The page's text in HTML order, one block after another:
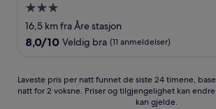
Overnattingssted
med
3.0
16,5 km fra Åre stasjon
8.0
Veldig
bra,
8,0/10 Veldig bra (11 anmeldelser)
Laveste
pris
Laveste pris per natt funnet de siste 24 timene,
natt for 2 voksne. Priser og tilgjengelighet kan
kan gjelde.